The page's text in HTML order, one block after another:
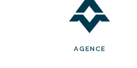
AGENCE